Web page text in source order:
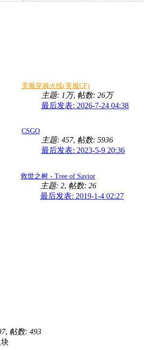
美服穿越火线(美服CF)
主题: 1万, 帖数: 26万
最后发表: 2026-7-24 04:38
CSGO
主题: 457, 帖数: 5936
最后发表: 2023-5-9 20:36
救世之树 - Tree of Savior
主题: 2, 帖数: 26
最后发表: 2019-1-4 02:27
, 帖数: 493